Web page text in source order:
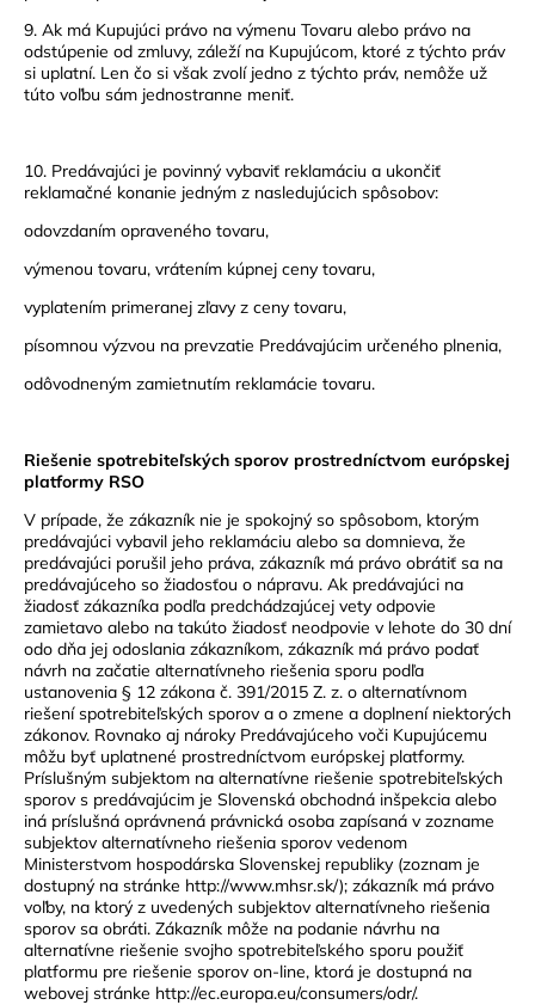
9. Ak má Kupujúci právo na výmenu Tovaru alebo právo na
odstúpenie od zmluvy, záleží na Kupujúcom, ktoré z týchto práv
si uplatní. Len čo si však zvolí jedno z týchto práv, nemôže už
túto voľbu sám jednostranne meniť.
10. Predávajúci je povinný vybaviť reklamáciu a ukončiť
reklamačné konanie jedným z nasledujúcich spôsobov:
odovzdaním opraveného tovaru,
výmenou tovaru, vrátením kúpnej ceny tovaru,
vyplatením primeranej zľavy z ceny tovaru,
písomnou výzvou na prevzatie Predávajúcim určeného plnenia,
odôvodneným zamietnutím reklamácie tovaru.
Riešenie spotrebiteľských sporov prostredníctvom európskej
platformy RSO
V prípade, že zákazník nie je spokojný so spôsobom, ktorým
predávajúci vybavil jeho reklamáciu alebo sa domnieva, že
predávajúci porušil jeho práva, zákazník má právo obrátiť sa na
predávajúceho so žiadosťou o nápravu. Ak predávajúci na
žiadosť zákazníka podľa predchádzajúcej vety odpovie
zamietavo alebo na takúto žiadosť neodpovie v lehote do 30 dní
odo dňa jej odoslania zákazníkom, zákazník má právo podať
návrh na začatie alternatívneho riešenia sporu podľa
ustanovenia § 12 zákona č. 391/2015 Z. z. o alternatívnom
riešení spotrebiteľských sporov a o zmene a doplnení niektorých
zákonov. Rovnako aj nároky Predávajúceho voči Kupujúcemu
môžu byť uplatnené prostredníctvom európskej platformy.
Príslušným subjektom na alternatívne riešenie spotrebiteľských
sporov s predávajúcim je Slovenská obchodná inšpekcia alebo
iná príslušná oprávnená právnická osoba zapísaná v zozname
subjektov alternatívneho riešenia sporov vedenom
Ministerstvom hospodárska Slovenskej republiky (zoznam je
dostupný na stránke http://www.mhsr.sk/); zákazník má právo
voľby, na ktorý z uvedených subjektov alternatívneho riešenia
sporov sa obráti. Zákazník môže na podanie návrhu na
alternatívne riešenie svojho spotrebiteľského sporu použiť
platformu pre riešenie sporov on-line, ktorá je dostupná na
webovej stránke http://ec.europa.eu/consumers/odr/.